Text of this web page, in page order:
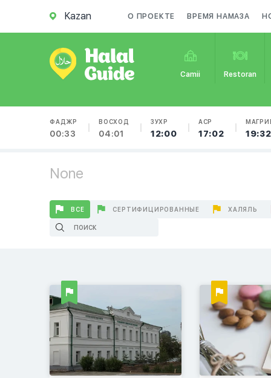
Kazan О ПРОЕКТЕ ВРЕМЯ НАМАЗА
Camii Restoran
ФАДЖР
00:33
ВОСХОД
04:01
ЗУХР
12:00
АСР
17:02 19:32
None
ВСЕ СЕРТИФИЦИРОВАННЫЕ ХАЛЯЛЬ